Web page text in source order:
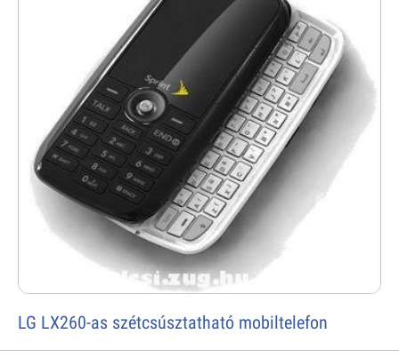
LG LX260-as szétcsúsztatható mobiltelefon